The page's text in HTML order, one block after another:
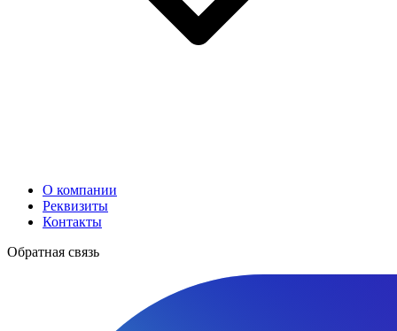
О компании
Реквизиты
Контакты
Обратная связь